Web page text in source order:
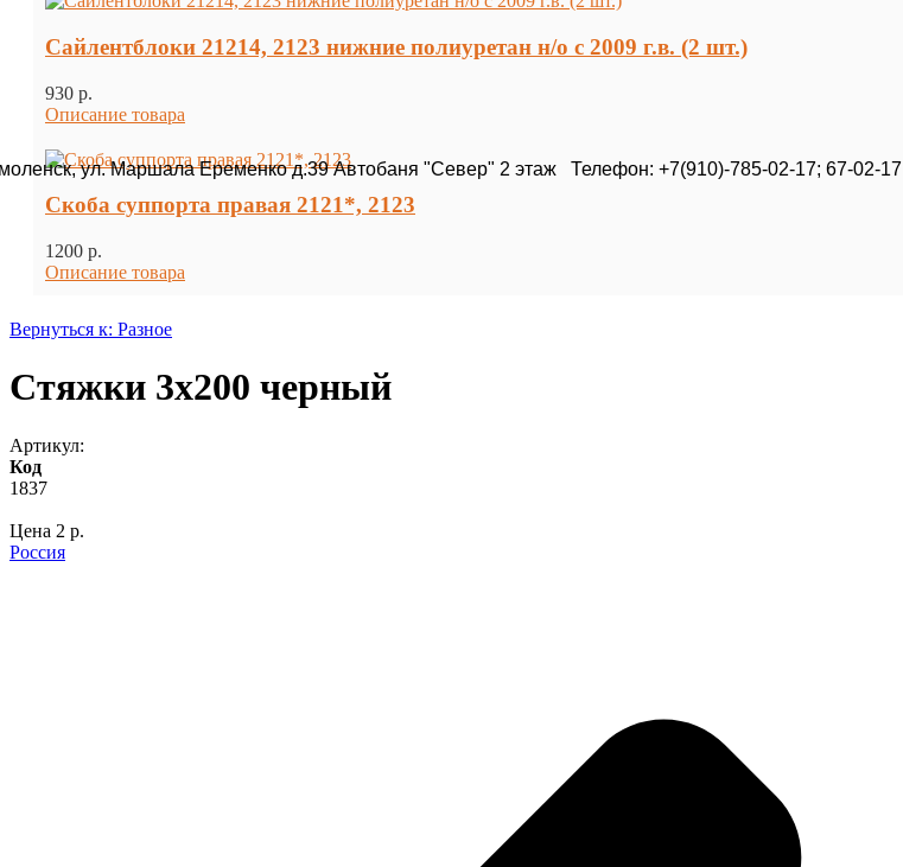
ул. Маршала Еременко д.39 Автобаня "Север" 2 этаж Телефон: +7(910)-785-02-17; 67-02-17
Сайлентблоки 21214, 2123 нижние полиуретан н/о с 2009 г.в. (2 шт.)
930 p.
Описание товара
Скоба суппорта правая 2121*, 2123
1200 p.
Описание товара
Вернуться к: Разное
Стяжки 3х200 черный
Артикул:
Код
1837
Цена 2 p.
Россия